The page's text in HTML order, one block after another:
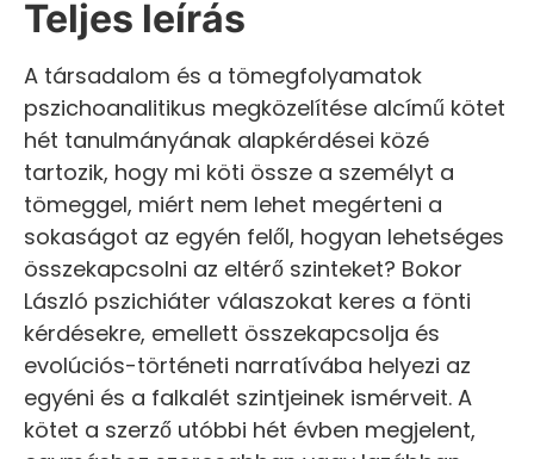
Teljes leírás
A társadalom és a tömegfolyamatok
pszichoanalitikus megközelítése alcímű kötet
hét tanulmányának alapkérdései közé
tartozik, hogy mi köti össze a személyt a
tömeggel, miért nem lehet megérteni a
sokaságot az egyén felől, hogyan lehetséges
összekapcsolni az eltérő szinteket? Bokor
László pszichiáter válaszokat keres a fönti
kérdésekre, emellett összekapcsolja és
evolúciós-történeti narratívába helyezi az
egyéni és a falkalét szintjeinek ismérveit. A
kötet a szerző utóbbi hét évben megjelent,